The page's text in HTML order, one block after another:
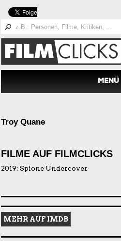
MENÜ
Troy Quane
FILME AUF FILMCLICKS
2019: Spione Undercover
MEHR AUF IMDB